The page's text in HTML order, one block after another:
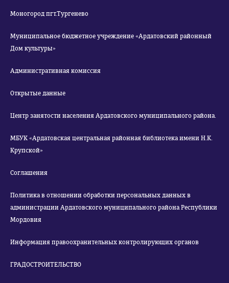
Моногород пгт.Тургенево
Муниципальное бюджетное учреждение «Ардатовский районный
Дом культуры»
Административная комиссия
Открытые данные
Центр занятости населения Ардатовского муниципального района.
МБУК «Ардатовская центральная районная библиотека имени Н.К.
Крупской»
Соглашения
Политика в отношении обработки персональных данных в
администрации Ардатовского муниципального района Республики
Мордовия
Информация правоохранительных контролирующих органов
ГРАДОСТРОИТЕЛЬСТВО